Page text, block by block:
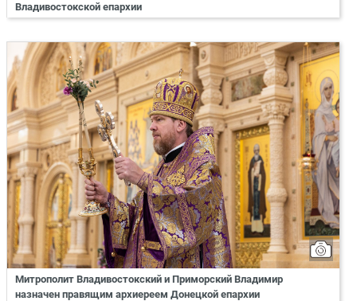
Владивостокской епархии
Митрополит Владивостокский и Приморский Владимир
назначен правящим архиереем Донецкой епархии